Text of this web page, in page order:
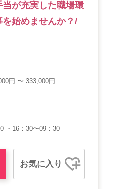
当が充実した職場環
始めませんか？/
円 〜 333,000円
・16：30〜09：30
お気に入り